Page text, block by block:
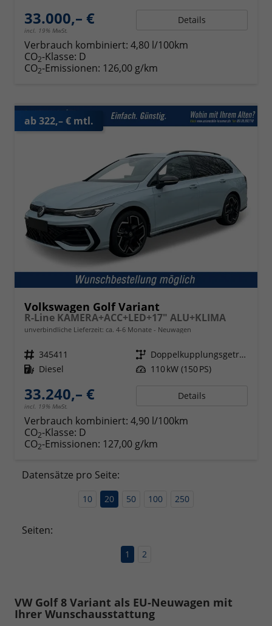
33.000,– €
incl. 19% MwSt.
Details
Verbrauch kombiniert: 4,80 l/100km
CO2-Klasse: D
CO2-Emissionen: 126,00 g/km
ab 322,– € mtl.
Volkswagen Golf Variant
R-Line KAMERA+ACC+LED+17" ALU+KLIMA
unverbindliche Lieferzeit: ca. 4-6 Monate Neuwagen
Fahrzeugnr. 345411 Getriebe
Doppelkupplungsgetriebe (DSG)
Kraftstoff Diesel Leistung 110 kW (150 PS)
33.240,– €
incl. 19% MwSt.
Details
Verbrauch kombiniert: 4,90 l/100km
CO2-Klasse: D
CO2-Emissionen: 127,00 g/km
Datensätze pro Seite:
10 20 50 100 250
Seiten:
1 2
VW Golf 8 Variant als EU-Neuwagen mit
Ihrer Wunschausstattung